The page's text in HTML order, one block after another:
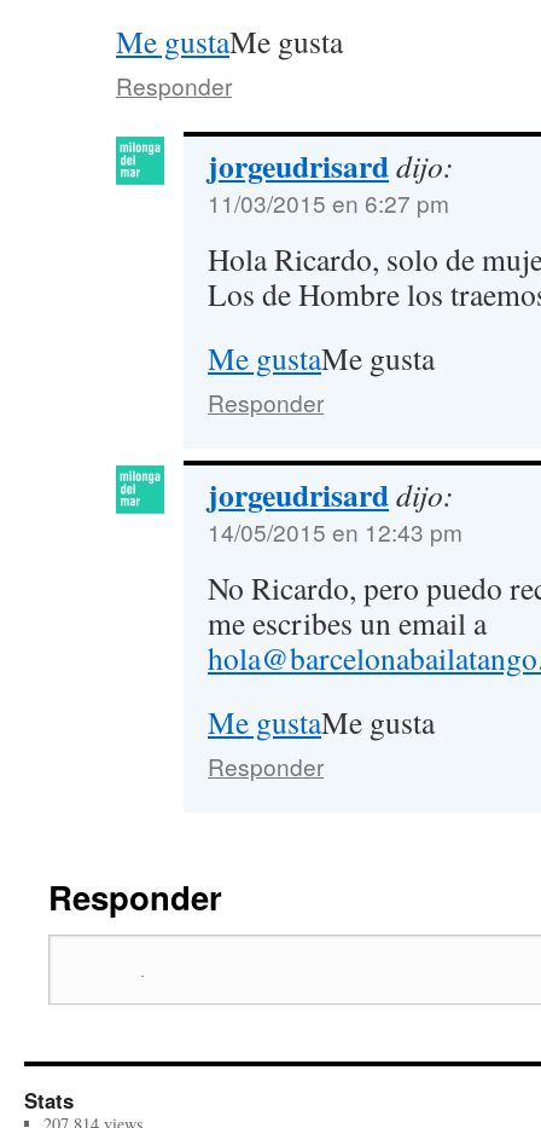
Me gustaMe gusta
Responder
jorgeudrisarddijo:
11/03/2015 en 6:27 pm
Hola Ricardo, solo de
Los de Hombre los
Me gustaMe gusta
Responder
jorgeudrisarddijo:
14/05/2015 en 12:43 pm
No Ricardo, pero puedo
me escribes un email a
Me gustaMe gusta
Responder
Responder
Stats